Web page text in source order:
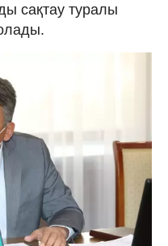
сақтау туралы